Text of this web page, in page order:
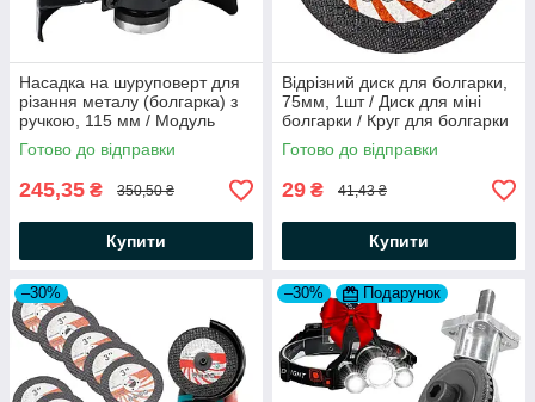
Насадка на шуруповерт для
різання металу (болгарка) з
ручкою, 115 мм / Модуль
кутової шліфмашинки
Готово до відправки
245,35 ₴ 350,50 ₴
Купити
Відрізний диск для болгарки,
75мм, 1шт / Диск для міні
болгарки / Круг для болгарки
по металу / Диск для УШМ
Готово до відправки
29 ₴ 41,43 ₴
Купити
–30% –30% Подарунок